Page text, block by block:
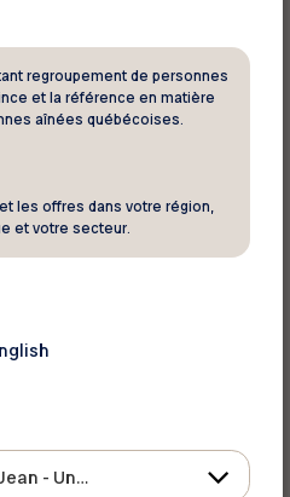
regroupement de personnes
et la référence en matière
aînées québécoises.
les offres dans votre région,
et votre secteur.
Saguenay - Lac-Saint-Jean - Ungava